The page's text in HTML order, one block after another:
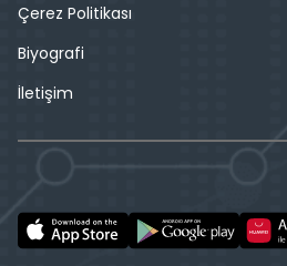
Çerez Politikası
Biyografi
İletişim